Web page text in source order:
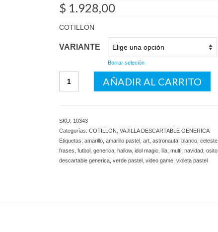
$ 1.928,00
COTILLON
VARIANTE
Borrar seleción
Rectangular
AÑADIR AL CARRITO
SKU: 10343
Categorías: COTILLON VAJILLA DESCARTABLE GENERICA
Etiquetas: amarillo, amarillo pastel, art, astronauta, blanco, celeste,
frases futbol, generica, hallow, idol magic lila, multi, navidad, osito,
descartable generica, verde pastel, video game, violeta pastel